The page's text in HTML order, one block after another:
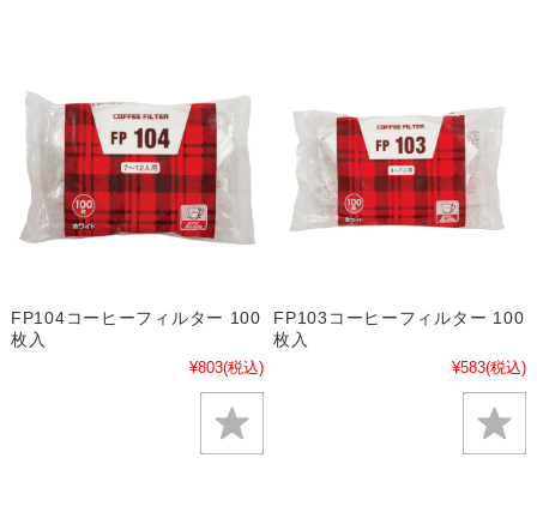
FP104コーヒーフィルター 100
枚入
¥803(税込)
FP103コーヒーフィルター 100
枚入
¥583(税込)